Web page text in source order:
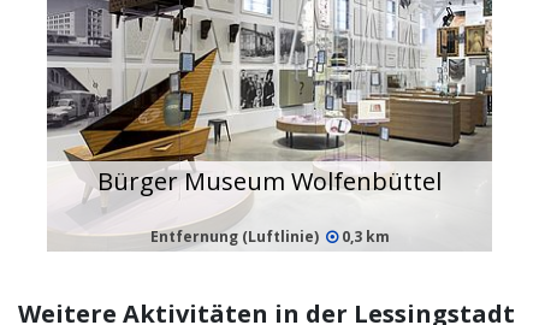
Bürger Museum Wolfenbüttel
Entfernung (Luftlinie) 0,3 km
Weitere Aktivitäten in der Lessingstadt